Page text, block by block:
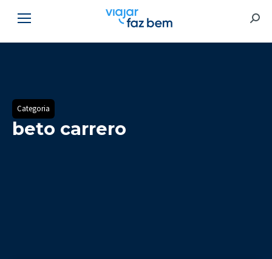
Categoria
beto carrero